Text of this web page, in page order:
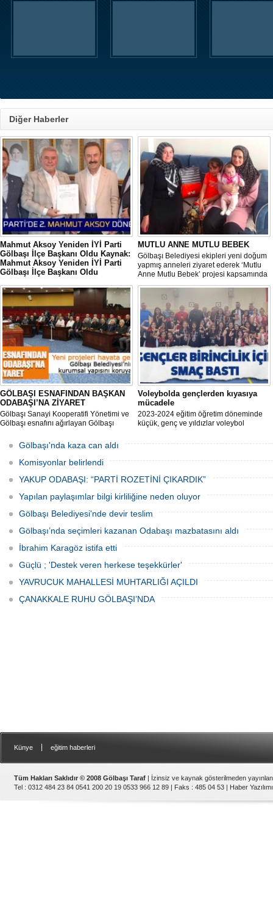
Diğer Haberler
Mahmut Aksoy Yeniden İYİ Parti
Gölbaşı İlçe Başkanı Oldu Kaynak:
Mahmut Aksoy Yeniden İYİ Parti
Gölbaşı İlçe Başkanı Oldu
Mahmut Aksoy Yeniden İYİ Parti Gölbaşı
İlçe Başkanı Oldu
MUTLU ANNE MUTLU BEBEK
Gölbaşı Belediyesi ekipleri yeni doğum
yapmış anneleri ziyaret ederek ‘Mutlu
Anne Mutlu Bebek’ projesi kapsamında
hem içerisinde doğum sonrası temel
ediyor hem de uygulamalı eğitim
veriyor.
GÖLBAŞI ESNAFINDAN BAŞKAN
ODABAŞI’NA ZİYARET
Gölbaşı Sanayi Kooperatifi Yönetimi ve
Gölbaşı esnafını ağırlayan Gölbaşı
istişare ile yöneteceklerini belirterek
“Yeni projeleri hayata geçireceğiz.
Gölbaşı’mızın daha yaşanabilir, daha
düzgün, daha temiz olması için
Voleybolda gençlerden kıyasıya
mücadele
2023-2024 eğitim öğretim döneminde
küçük, genç ve yıldızlar voleybol
Gölbaşı'nda kaza can aldı
Komisyonlar belirlendi
YAKUP ODABAŞI: “PARTİ ROZETİNİ ÇIKARDIK”
Yapılan paylaşımlar bilgi kirliliğine neden oluyor
Gölbaşı Belediyesi'nde devir teslim
Gölbaşı’nda seçimleri kazanan Odabaşı mazbatasını aldı
İbrahim Karagöz istifa etti
Güçlü ; 'Destek veren herkese teşekkürler'
YAVRUCUK MAHALLESİ MUHTARLIĞI AÇILDI
ÇANAKKALE RUHU GÖLBAŞI’NDA
Künye eğitim haberleri
Tüm Hakları Saklıdır © 2008 Gölbaşı Taraf | İzinsiz ve kaynak gösterilmeden
Tel : 0312 484 23 84 0541 200 20 19 0533 966 12 89 | Faks : 485 04 53 | Haber Yazılımı